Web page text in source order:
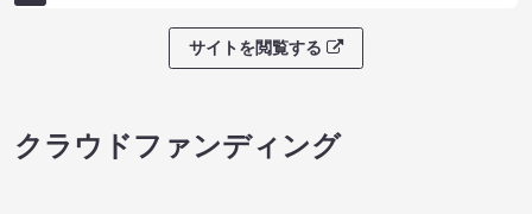
サイトを閲覧する
クラウドファンディング